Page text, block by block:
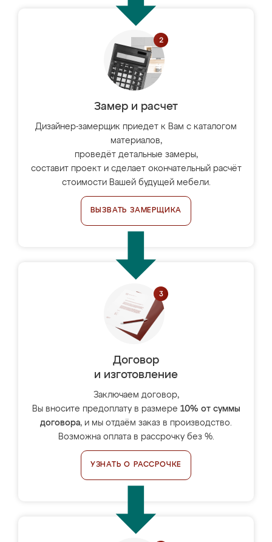
Замер и расчет
Дизайнер-замерщик приедет к Вам с каталогом
материалов,
проведёт детальные замеры,
составит проект и сделает окончательный расчёт
стоимости Вашей будущей мебели.
ВЫЗВАТЬ ЗАМЕРЩИКА
Договор
и изготовление
Заключаем договор,
Вы вносите предоплату в размере 10% от суммы
договора, и мы отдаём заказ в производство.
Возможна оплата в рассрочку без %.
УЗНАТЬ О РАССРОЧКЕ